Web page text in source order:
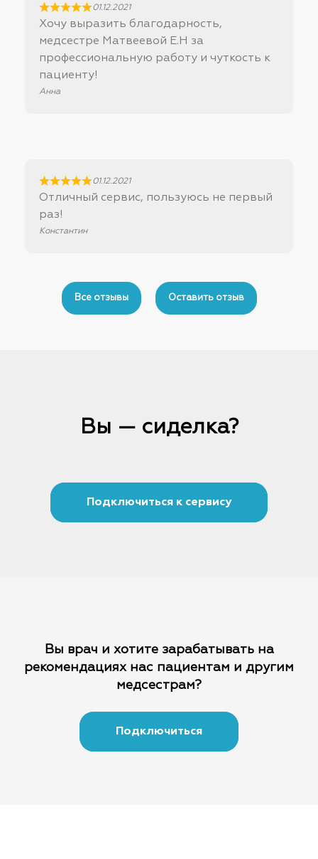
01.12.2021
Хочу выразить благодарность,
медсестре Матвеевой Е.Н за
профессиональную работу и чуткость к
пациенту!
Анна
01.12.2021
Отличный сервис, пользуюсь не первый
раз!
Константин
Все отзывы Оставить отзыв
Вы — сиделка?
Подключиться к сервису
Вы врач и хотите зарабатывать на
рекомендациях нас пациентам и другим
медсестрам?
Подключиться